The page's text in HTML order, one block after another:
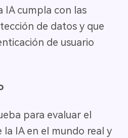
IA cumpla con las
de datos y que
de usuario
para evaluar el
IA en el mundo real y